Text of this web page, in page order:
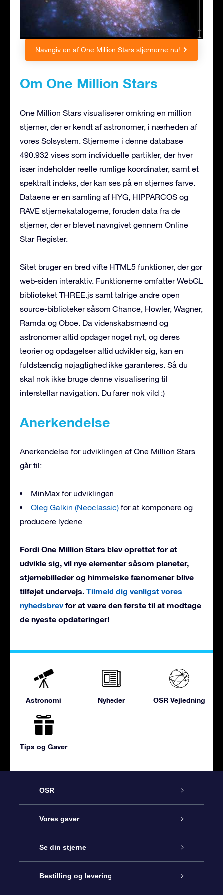
Navngiv en af One Million Stars stjernerne nu!
Om One Million Stars
One Million Stars visualiserer omkring en million
stjerner, der er kendt af astronomer, i nærheden af
vores Solsystem. Stjernerne i denne database
490.932 vises som individuelle partikler, der hver
især indeholder reelle rumlige koordinater, samt et
spektralt indeks, der kan ses på en stjernes farve.
Dataene er en samling af HYG, HIPPARCOS og
RAVE stjernekatalogerne, foruden data fra de
stjerner, der er blevet navngivet gennem Online
Star Register.
Sitet bruger en bred vifte HTML5 funktioner, der gør
web-siden interaktiv. Funktionerne omfatter WebGL
biblioteket THREE.js samt talrige andre open
source-biblioteker såsom Chance, Howler, Wagner,
Ramda og Oboe. Da videnskabsmænd og
astronomer altid opdager noget nyt, og deres
teorier og opdagelser altid udvikler sig, kan en
fuldstændig nøjagtighed ikke garanteres. Så du
skal nok ikke bruge denne visualisering til
interstellar navigation. Du farer nok vild :)
Anerkendelse
Anerkendelse for udviklingen af One Million Stars
går til:
MinMax for udviklingen
Oleg Galkin (Neoclassic) for at komponere og
producere lydene
Fordi One Million Stars blev oprettet for at
udvikle sig, vil nye elementer såsom planeter,
stjernebilleder og himmelske fænomener blive
tilføjet undervejs. Tilmeld dig venligst vores
nyhedsbrev for at være den første til at modtage
de nyeste opdateringer!
Astronomi Nyheder OSR Vejledning
Tips og Gaver
OSR
Kundeservice
Kontakt os
Bloggen
Vores gaver
Online Stjernegave
OSR Gavepakke
Se din stjerne
Star Register
Bestilling og levering